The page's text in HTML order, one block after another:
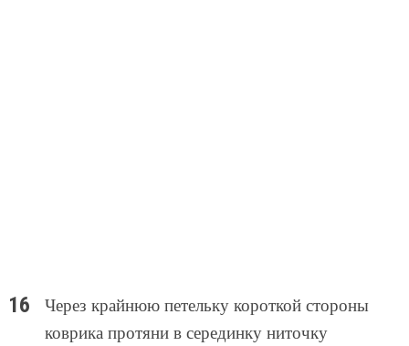
Через крайнюю петельку короткой стороны
коврика протяни в серединку ниточку